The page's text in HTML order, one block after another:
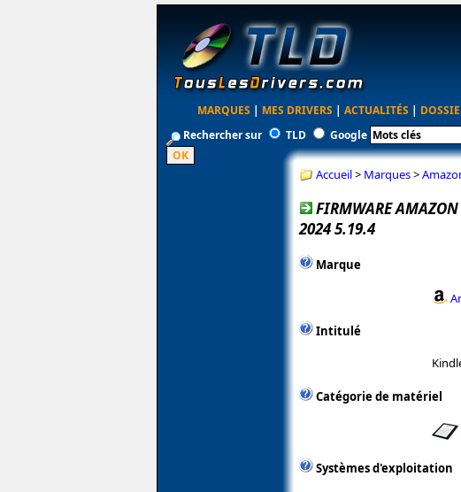
MARQUES | MES DRIVERS | ACTUALITÉS |
Rechercher sur
TLD Google
Accueil> Marques>
FIRMWARE
2024 5.19.4
Marque
Intitulé
Catégorie de matériel
Systèmes d'exploitation